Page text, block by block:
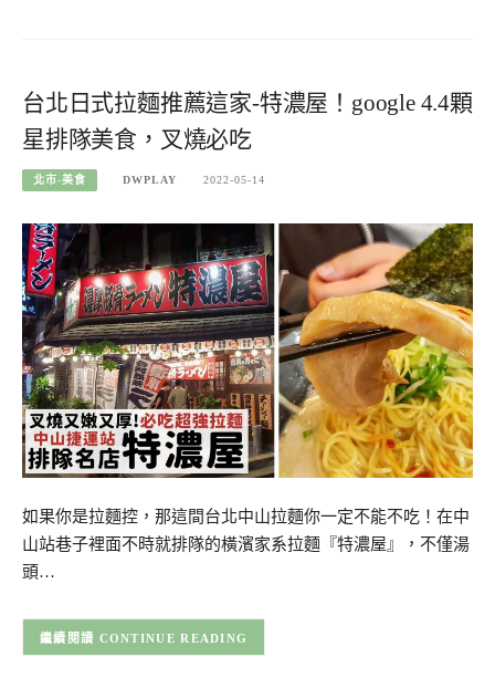
台北日式拉麵推薦這家-特濃屋！google 4.4顆
星排隊美食，叉燒必吃
北市-美食 DWPLAY 2022-05-14
如果你是拉麵控，那這間台北中山拉麵你一定不能不吃！在中
山站巷子裡面不時就排隊的橫濱家系拉麵『特濃屋』，不僅湯
頭…
CONTINUE READING